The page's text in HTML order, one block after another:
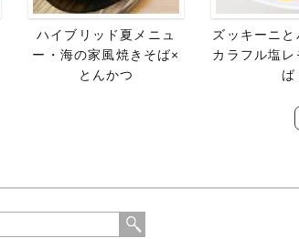
ハイブリッド夏メニュ
ー・海の家風焼きそば×
とんかつ
ズッキーニ
カラフル塩
ば